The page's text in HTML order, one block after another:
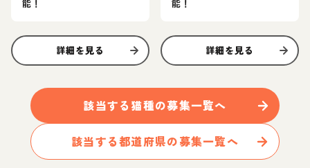
能！
詳細を見る
能！
詳細を見る
該当する 猫種の募集一覧へ
該当する都道府県の募集一覧へ